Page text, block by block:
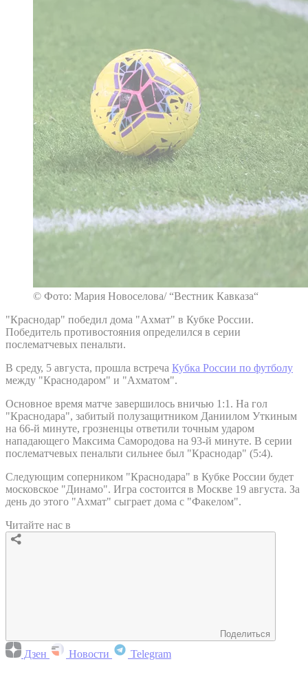
© Фото: Мария Новоселова/ “Вестник Кавказа“
"Краснодар" победил дома "Ахмат" в Кубке России.
Победитель противостояния определился в серии
послематчевых пенальти.
В среду, 5 августа, прошла встреча Кубка России по футболу
между "Краснодаром" и "Ахматом".
Основное время матче завершилось вничью 1:1. На гол
"Краснодара", забитый полузащитником Даниилом Уткиным
на 66-й минуте, грозненцы ответили точным ударом
нападающего Максима Самородова на 93-й минуте. В серии
послематчевых пенальти сильнее был "Краснодар" (5:4).
Следующим соперником "Краснодара" в Кубке России будет
московское "Динамо". Игра состоится в Москве 19 августа. За
день до этого "Ахмат" сыграет дома с "Факелом".
Читайте нас в
Поделиться
Дзен Новости Telegram